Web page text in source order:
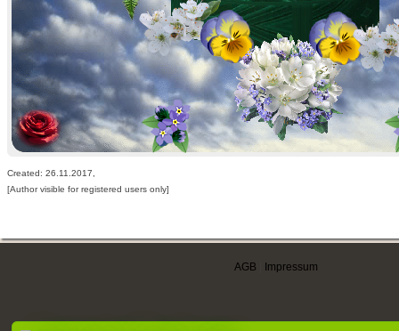
Created: 26.11.2017,
[Author visible for registered users only]
AGB Impressum